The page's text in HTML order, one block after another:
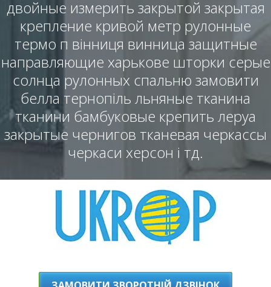
двойные измерить закрытой закрытая
крепление кривой метр рулонные
термо п вінниця винница защитные
направляющие харькове шторки серые
солнца рулонных спальню замовити
белла тернопіль льняные тканина
тканини бамбуковые крепить леруа
закрытые чернигов тканевая черкассы
черкаси херсон і тд.